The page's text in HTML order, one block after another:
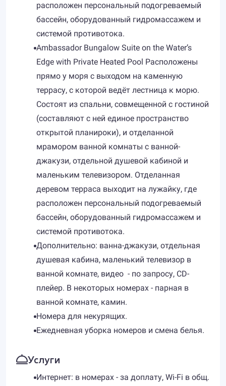
расположен персональный подогреваемый
бассейн, оборудованный гидромассажем и
системой противотока.
Ambassador Bungalow Suite on the Water’s
Edge with Private Heated Pool Расположены
прямо у моря с выходом на каменную
террасу, с которой ведёт лестница к морю.
Состоят из спальни, совмещенной с гостиной
(составляют с ней единое пространство
открытой планироки), и отделанной
мрамором ванной комнаты с ванной-
джакузи, отдельной душевой кабиной и
маленьким телевизором. Отделанная
деревом терраса выходит на лужайку, где
расположен персональный подогреваемый
бассейн, оборудованный гидромассажем и
системой противотока.
Дополнительно: ванна-джакузи, отдельная
душевая кабина, маленький телевизор в
ванной комнате, видео - по запросу, CD-
плейер. В некоторых номерах - парная в
ванной комнате, камин.
Номера для некурящих.
Ежедневная уборка номеров и смена белья.
Услуги
Интернет: в номерах - за доплату, Wi-Fi в общ.